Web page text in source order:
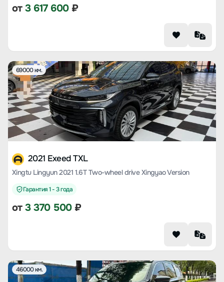
от3 617 600₽
69000 км.
2021 Exeed TXL
Xingtu Lingyun 2021 1.6T Two-wheel drive Xingyao Version
Гарантия 1 - 3 года
от3 370 500₽
46000 км.